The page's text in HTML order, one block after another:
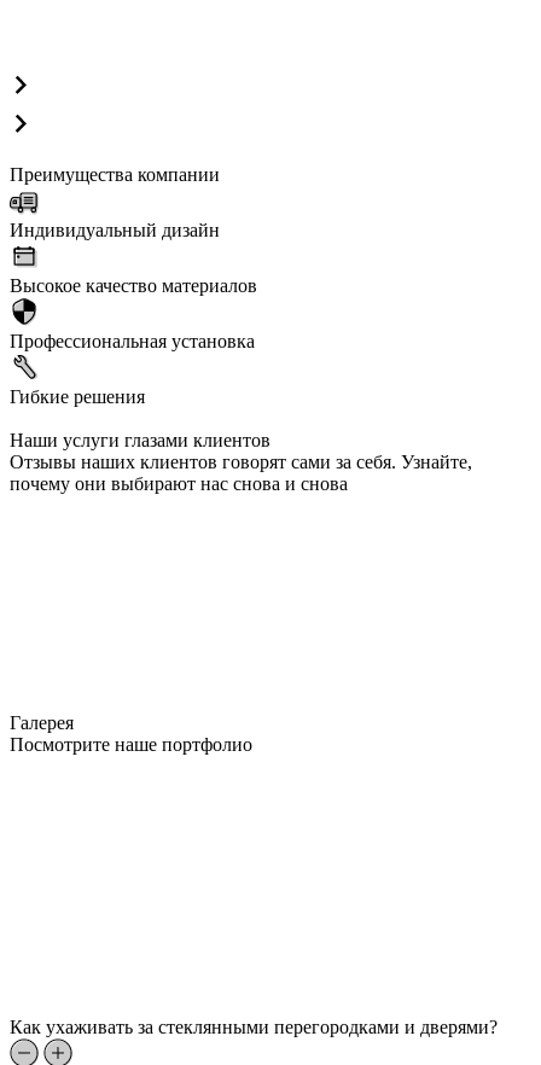
Преимущества компании
Индивидуальный дизайн
Высокое качество материалов
Профессиональная установка
Гибкие решения
Наши услуги глазами клиентов
Отзывы наших клиентов говорят сами за себя. Узнайте,
почему они выбирают нас снова и снова
Галерея
Посмотрите наше портфолио
Как ухаживать за стеклянными перегородками и дверями?